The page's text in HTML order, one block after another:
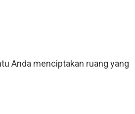
Anda menciptakan ruang yang